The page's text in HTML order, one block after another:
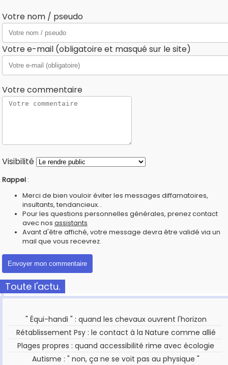
Votre nom / pseudo
Votre e-mail (obligatoire et masqué sur le site)
Votre commentaire
Visibilité
Rappel :
Merci de bien vouloir éviter les messages diffamatoires,
insultants, tendancieux...
Pour les questions personnelles générales, prenez contact
avec nos assistants
Avant d'être affiché, votre message devra être validé via un
mail que vous recevrez.
Toute l'actu.
" Équi-handi " : quand les chevaux ouvrent l'horizon
Rétablissement Psy : le contact à la Nature comme allié
Plages propres : quand accessibilité rime avec écologie
Autisme : " non, ça ne se voit pas au physique "